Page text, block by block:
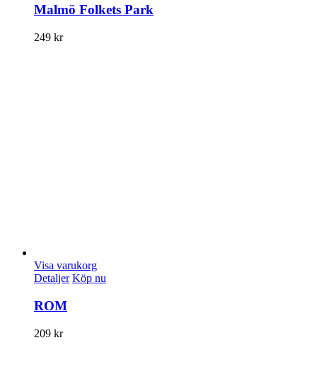
Malmö Folkets Park
249 kr
Visa varukorg
Detaljer Köp nu
ROM
209 kr